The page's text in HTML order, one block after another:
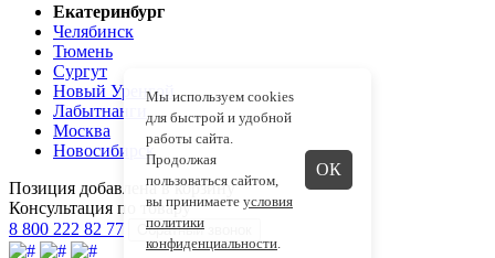
Екатеринбург
Челябинск
Тюмень
Сургут
Новый Уренгой
Лабытнанги
Москва
Новосибирск
Позиция добавлена в корзину
Консультация по товару
8 800 222 82 77
Обратный звонок
Мы используем cookies
для быстрой и удобной
работы сайта.
Продолжая
пользоваться сайтом,
вы принимаете условия
политики
конфиденциальности.
ОК